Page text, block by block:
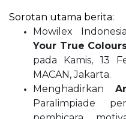
Sorotan utama berita:
Mowilex
Your True
pada Kamis, 13
MACAN, Jakarta.
Menghadirkan
Paralimpiade